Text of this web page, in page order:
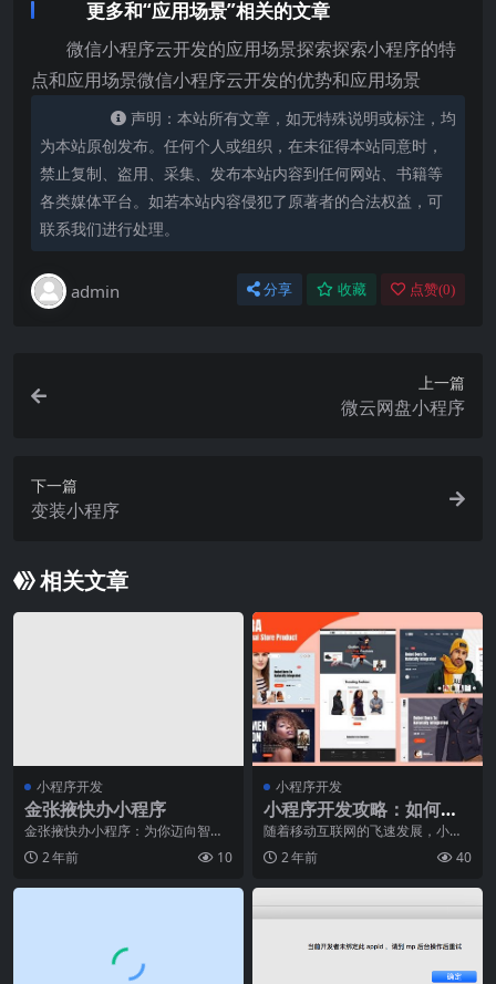
更多和“应用场景”相关的文章
微信小程序云开发的应用场景探索探索小程序的特
点和应用场景微信小程序云开发的优势和应用场景
声明：本站所有文章，如无特殊说明或标注，均
为本站原创发布。任何个人或组织，在未征得本站同意时，
禁止复制、盗用、采集、发布本站内容到任何网站、书籍等
各类媒体平台。如若本站内容侵犯了原著者的合法权益，可
联系我们进行处理。
admin 分享 收藏 点赞(0)
上一篇
微云网盘小程序
下一篇
变装小程序
相关文章
小程序开发
金张掖快办小程序
金张掖快办小程序：为你迈向智能
时代开启便捷之门随着信息技术的
快速发展和人们生活水
2 年前 10
小程序开发
小程序开发攻略：如何利
用云开发降低成本提高效
率
随着移动互联网的飞速发展，小程
序已成为越来越多企业和个人开发
者的首选平台。然而，
2 年前 40